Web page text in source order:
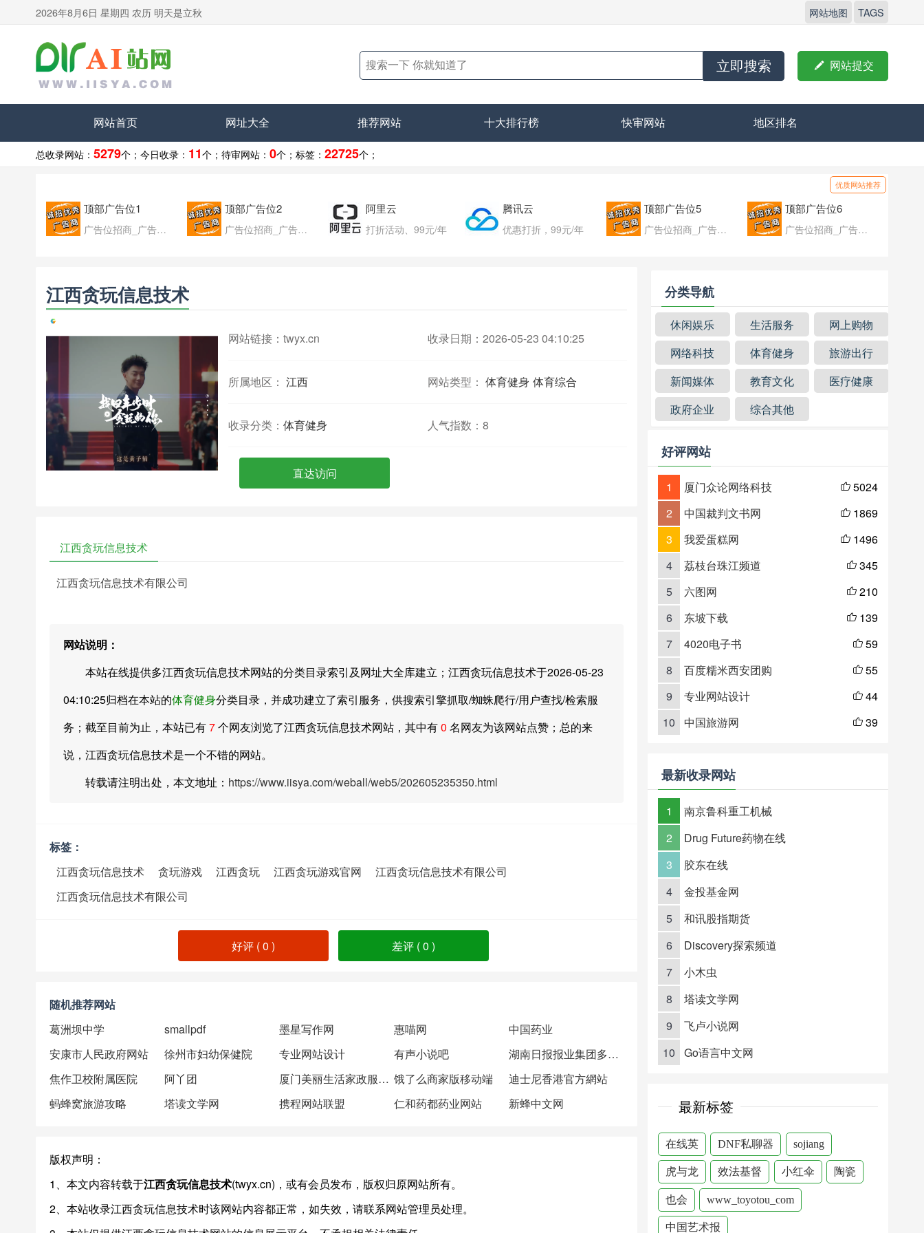
2026年8月6日 星期四 农历 明天是立秋 网站地图 TAGS
立即搜索  网站提交
网站首页 网址大全 推荐网站 十大排行榜 快审网站 地区排名
总收录网站： 5279个； 今日收录： 11个； 待审网站： 0个； 标签： 22725个；
优质网站推荐
顶部广告位1
广告位招商_广告位待售
顶部广告位2
广告位招商_广告位待售
阿里云
打折活动、99元/年
腾讯云
优惠打折，99元/年
顶部广告位5
广告位招商_广告位待售
顶部广告位6
广告位招商_广告位待售
江西贪玩信息技术
网站链接： twyx.cn 收录日期：2026-05-23 04:10:25
所属地区： 江西 网站类型： 体育健身 体育综合
收录分类： 体育健身 人气指数： 8
直达访问
江西贪玩信息技术
江西贪玩信息技术有限公司
网站说明：
本站在线提供多江西贪玩信息技术网站的分类目录索引及网址大全库建立；江西贪玩信息技术于2026-05-23
04:10:25归档在本站的体育健身分类目录，并成功建立了索引服务，供搜索引擎抓取/蜘蛛爬行/用户查找/检索服
务；截至目前为止，本站已有7个网友浏览了江西贪玩信息技术网站，其中有0 名网友为该网站点赞；总的来
说，江西贪玩信息技术是一个不错的网站。
转载请注明出处，本文地址： https://www.iisya.com/weball/web5/202605235350.html
标签：
江西贪玩信息技术
贪玩游戏 江西贪玩 江西贪玩游戏官网
江西贪玩信息技术有限公司
江西贪玩信息技术有限公司
好评 (0 ) 差评 (0 )
随机推荐网站
葛洲坝中学
smallpdf 墨星写作网 惠喵网
中国药业
安康市人民政府网站
徐州市妇幼保健院 专业网站设计 有声小说吧
湖南日报报业集团多媒体数字报
焦作卫校附属医院
阿丫团 厦门美丽生活家政服务公司 饿了么商家版移动端
迪士尼香港官方網站
蚂蜂窝旅游攻略
塔读文学网 携程网站联盟 仁和药都药业网站 新蜂中文网
版权声明：
1、本文内容转载于江西贪玩信息技术(twyx.cn)，或有会员发布，版权归原网站所有。
2、本站收录江西贪玩信息技术时该网站内容都正常，如失效，请联系网站管理员处理。
分类导航
休闲娱乐 生活服务
网上购物
网络科技
体育健身
旅游出行
新闻媒体
教育文化
医疗健康
政府企业
综合其他
好评网站
1 厦门众论网络科技  5024
2
中国裁判文书网  1869
3
我爱蛋糕网  1496
4
荔枝台珠江频道  345
5
六图网  210
6
东坡下载  139
7
4020电子书  59
8
百度糯米西安团购  55
9
专业网站设计  44
10
中国旅游网  39
最新收录网站
1
南京鲁科重工机械
2
Drug Future药物在线
3
胶东在线
4
金投基金网
5
和讯股指期货
6
Discovery探索频道
7
小木虫
8
塔读文学网
9
飞卢小说网
10
Go语言中文网
最新标签
在线英 DNF私聊器 sojiang
虎与龙 效法基督 小红伞 陶瓷
也会 www_toyotou_com
中国艺术报